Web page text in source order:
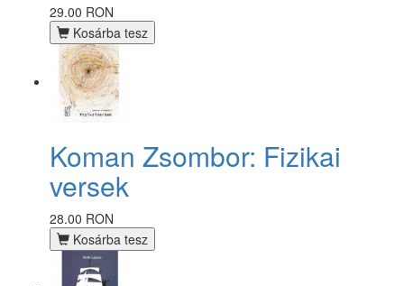
29.00 RON
Kosárba tesz
Koman Zsombor: Fizikai
versek
28.00 RON
Kosárba tesz